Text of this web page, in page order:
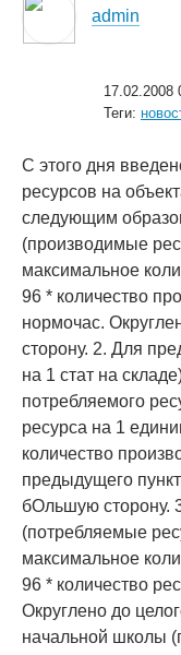
admin
17.02.2008
Теги:
С этого дня
ресурсов на
следующим
(производимые
максимальное
96 * количество
нормочас.
сторону. 2. Для
на 1 стат на
потребляемого
ресурса на 1
количество
предыдущего
бОльшую сторону.
(потребляемые
максимальное
96 * количество
Округлено до
начальной школы